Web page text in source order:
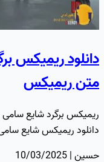
دانلود ریمیکس
متن ریمیکس
ریمیکس برگرد شایع
دانلود ریمیکس شایع
حسین | 10/03/2025